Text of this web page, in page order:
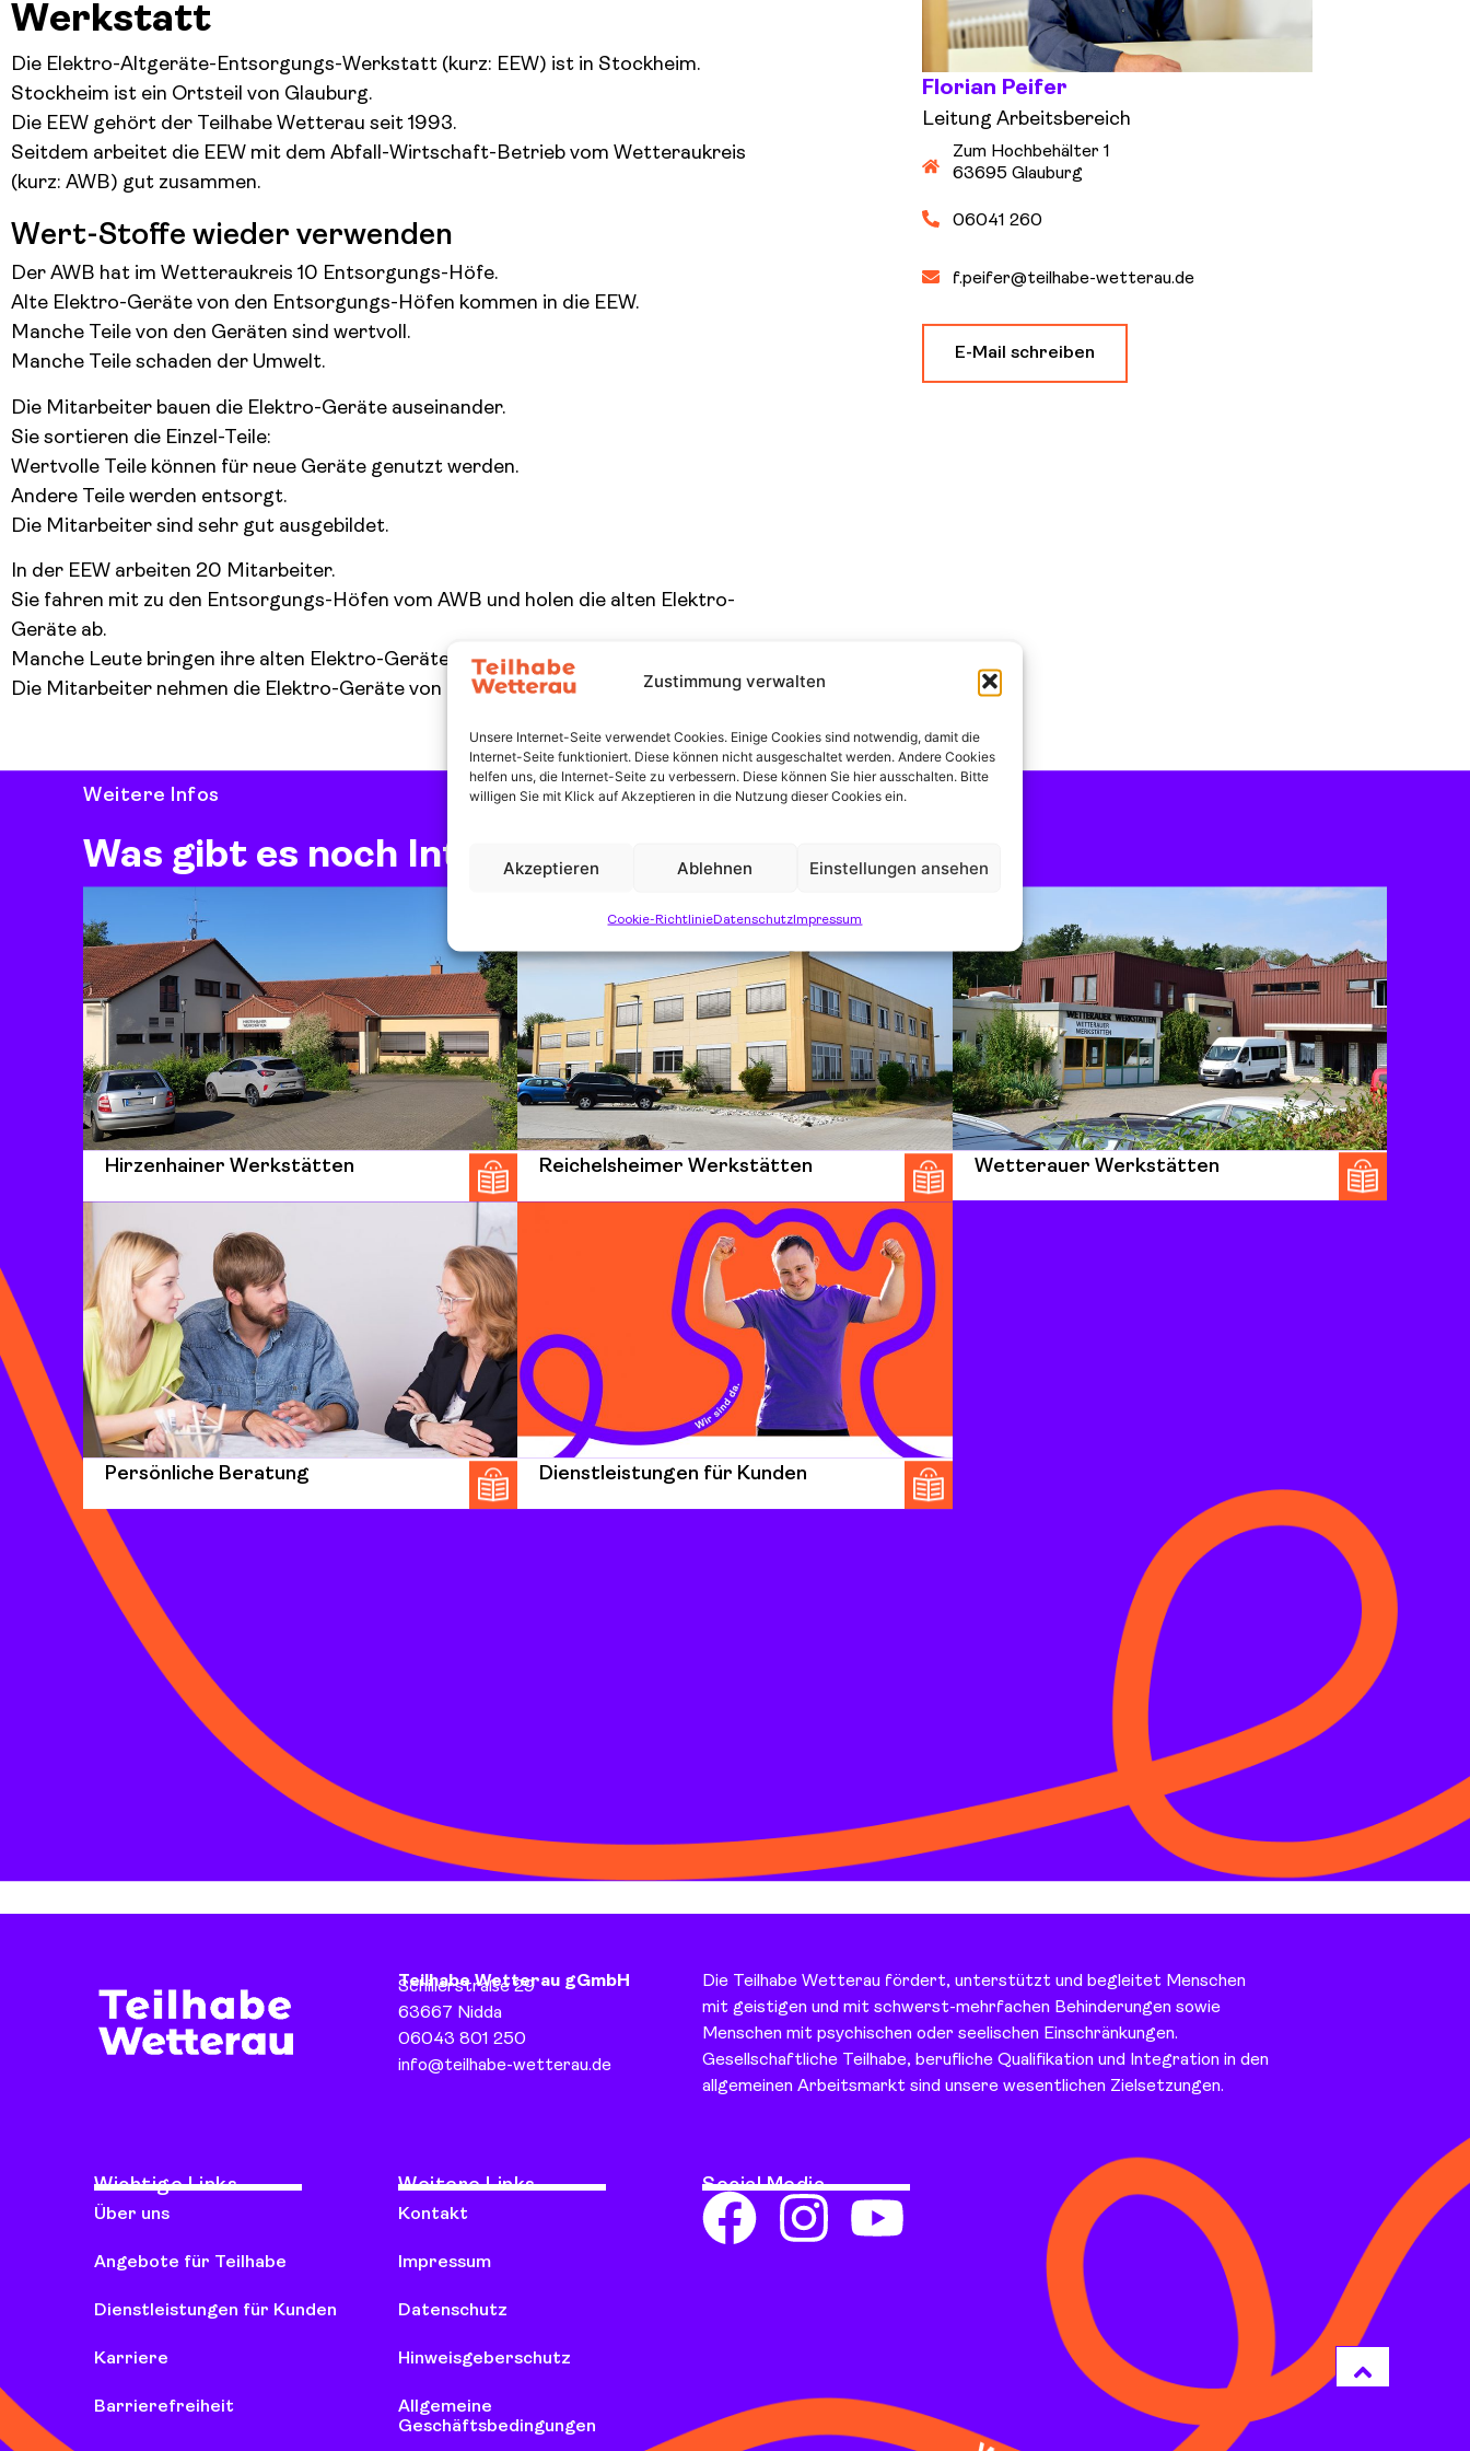
Zustimmung verwalten
Unsere Internet-Seite verwendet Cookies. Einige Cookies sind notwendig, damit die
Internet-Seite funktioniert. Diese können nicht ausgeschaltet werden. Andere Cookies
helfen uns, die Internet-Seite zu verbessern. Diese können Sie hier ausschalten. Bitte
willigen Sie mit Klick auf Akzeptieren in die Nutzung dieser Cookies ein.
Akzeptieren Ablehnen Einstellungen ansehen
Cookie-RichtlinieDatenschutz Impressum
Werkstatt
Die Elektro-Altgeräte-Entsorgungs-Werkstatt (kurz: EEW) ist in Stockheim.
Stockheim ist ein Ortsteil von Glauburg.
Die EEW gehört der Teilhabe Wetterau seit 1993.
Seitdem arbeitet die EEW mit dem Abfall-Wirtschaft-Betrieb vom Wetteraukreis
(kurz: AWB) gut zusammen.
Wert-Stoffe wieder verwenden
Der AWB hat im Wetteraukreis 10 Entsorgungs-Höfe.
Alte Elektro-Geräte von den Entsorgungs-Höfen kommen in die EEW.
Manche Teile von den Geräten sind wertvoll.
Manche Teile schaden der Umwelt.
Die Mitarbeiter bauen die Elektro-Geräte auseinander.
Sie sortieren die Einzel-Teile:
Wertvolle Teile können für neue Geräte genutzt werden.
Andere Teile werden entsorgt.
Die Mitarbeiter sind sehr gut ausgebildet.
In der EEW arbeiten 20 Mitarbeiter.
Sie fahren mit zu den Entsorgungs-Höfen vom AWB und holen die alten Elektro-
Geräte ab.
Manche Leute bringen ihre alten Elektro-Geräte direkt in die EEW.
Die Mitarbeiter nehmen die Elektro-Geräte von den Leuten an.
Florian Peifer
Leitung Arbeitsbereich
Zum Hochbehälter 1
63695 Glauburg
06041 260
f.peifer@teilhabe-wetterau.de
E-Mail schreiben
Weitere Infos
Was gibt es noch Interessantes:
Hirzenhainer Werkstätten Reichelsheimer Werkstätten Wetterauer Werkstätten
Persönliche Beratung Dienstleistungen für Kunden
Teilhabe Wetterau gGmbH
Schillerstraße 29
63667 Nidda
06043 801 250
info@teilhabe-wetterau.de
Die Teilhabe Wetterau fördert, unterstützt und begleitet Menschen
mit geistigen und mit schwerst-mehrfachen Behinderungen sowie
Menschen mit psychischen oder seelischen Einschränkungen.
Gesellschaftliche Teilhabe, berufliche Qualifikation und Integration in den
allgemeinen Arbeitsmarkt sind unsere wesentlichen Zielsetzungen.
Wichtige Links
Über uns
Angebote für Teilhabe
Dienstleistungen für Kunden
Karriere
Barrierefreiheit
Weitere Links
Kontakt
Impressum
Datenschutz
Hinweisgeberschutz
Allgemeine
Geschäftsbedingungen
Social Media